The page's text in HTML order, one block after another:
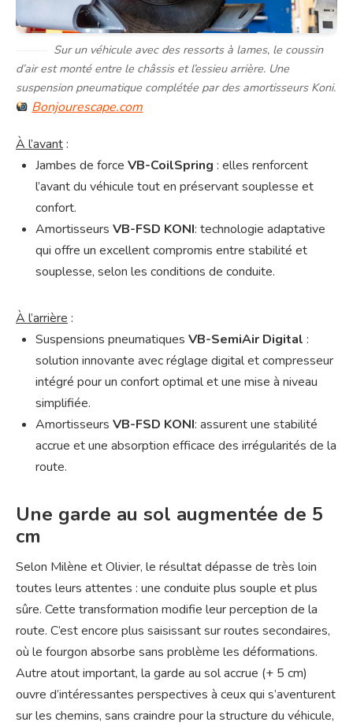
Sur un véhicule avec des ressorts à lames, le coussin
d’air est monté entre le châssis et l’essieu arrière. Une
suspension pneumatique complétée par des amortisseurs Koni.
Bonjourescape.com
À l’avant:
Jambes de force VB-CoilSpring : elles renforcent
l’avant du véhicule tout en préservant souplesse et
confort.
Amortisseurs VB-FSD KONI: technologie adaptative
qui offre un excellent compromis entre stabilité et
souplesse, selon les conditions de conduite.
À l’arrière :
Suspensions pneumatiques VB-SemiAir Digital :
solution innovante avec réglage digital et compresseur
intégré pour un confort optimal et une mise à niveau
simplifiée.
Amortisseurs VB-FSD KONI: assurent une stabilité
accrue et une absorption efficace des irrégularités de la
route.
Une garde au sol augmentée de 5
cm
Selon Milène et Olivier, le résultat dépasse de très loin
toutes leurs attentes : une conduite plus souple et plus
sûre. Cette transformation modifie leur perception de la
route. C’est encore plus saisissant sur routes secondaires,
où le fourgon absorbe sans problème les déformations.
Autre atout important, la garde au sol accrue (+ 5 cm)
ouvre d’intéressantes perspectives à ceux qui s’aventurent
sur les chemins, sans craindre pour la structure du véhicule,